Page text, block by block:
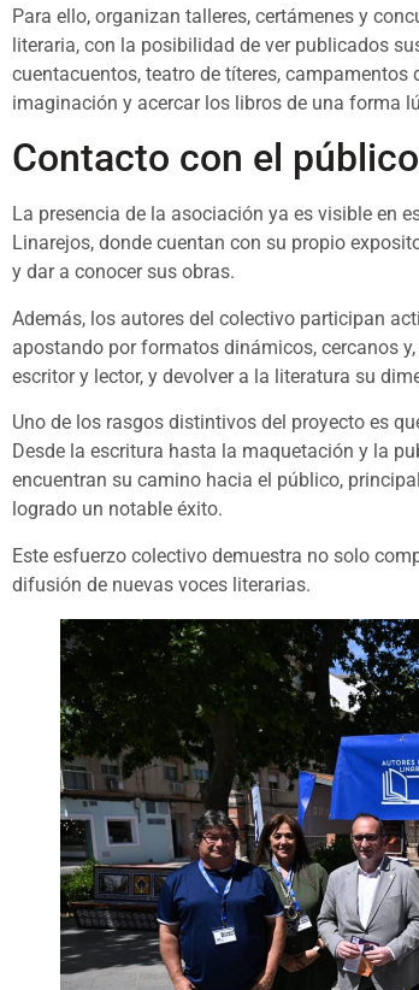
Para ello, organizan talleres, certámenes y
literaria, con la posibilidad de ver publicados
cuentacuentos, teatro de títeres,
imaginación y acercar los libros de una forma
Contacto con el público
La presencia de la asociación ya es visible en
Linarejos, donde cuentan con su propio
y dar a conocer sus obras.
Además, los autores del colectivo participan
apostando por formatos dinámicos, cercanos
escritor y lector, y devolver a la literatura su
Uno de los rasgos distintivos del proyecto es
Desde la escritura hasta la maquetación y la
encuentran su camino hacia el público,
logrado un notable éxito.
Este esfuerzo colectivo demuestra no solo
difusión de nuevas voces literarias.